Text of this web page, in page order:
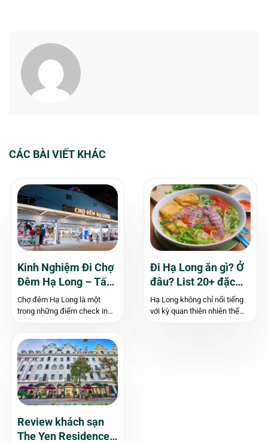
CÁC BÀI VIẾT KHÁC
Kinh Nghiệm Đi Chợ
Đêm Hạ Long – Tất
Tần Tật Những
Thông Tin Cần Biết!
Chợ đêm Hạ Long là một
trong những điểm check in
quà lưu niệm lạ mắt. Nếu bạn
cũng đang muốn tìm hiểu
thông tin về chợ...
Đi Hạ Long ăn gì? Ở
đâu? List 20+ đặc
sản Hạ Long bạn
nên thử!
Hạ Long không chỉ nổi tiếng
với kỳ quan thiên nhiên thế
Review khách sạn
The Yen Residence